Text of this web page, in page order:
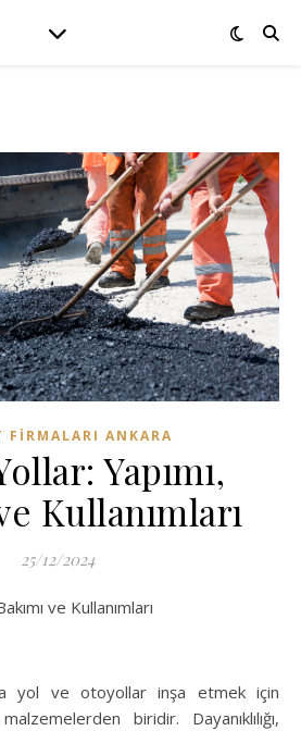
FIRMALARI ANKARA
Yapımı,
Kullanımları
25/12/2024
ve Kullanımları
yol ve otoyollar inşa etmek için
biridir. Dayanıklılığı,